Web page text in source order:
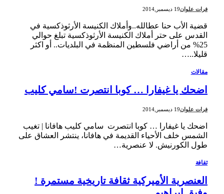
فرات علوان19 ديسمبر,2014
قضية الأب حنا عطالله..وأملاك الكنيسة الأرثوذكسية في
القدس على حتر أملاك الكنيسة الأرثوذكسية تبلغ حوالي
25% من أراضي فلسطين المنظمة في البلديات.. أو اكثر
قليلا..…
مقالات
اضحك يا غيفارا … كوبا انتصرت !سامي كليب
فرات علوان19 ديسمبر,2014
اضحك يا غيفارا … كوبا انتصرت سامي كليب هافانا | تغيب
الشمس خلف الأحياء القديمة في هافانا، ينتشر العشاق على
طول الكورنيش. لا عنصرية…
ثقافة
العنصرية الأميركية ثقافة تاريخية مستمرة !